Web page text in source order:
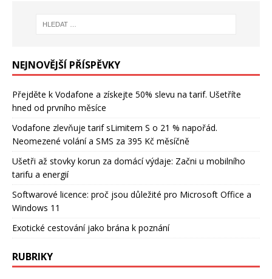
NEJNOVĚJŠÍ PŘÍSPĚVKY
Přejděte k Vodafone a získejte 50% slevu na tarif. Ušetříte
hned od prvního měsíce
Vodafone zlevňuje tarif sLimitem S o 21 % napořád.
Neomezené volání a SMS za 395 Kč měsíčně
Ušetři až stovky korun za domácí výdaje: Začni u mobilního
tarifu a energií
Softwarové licence: proč jsou důležité pro Microsoft Office a
Windows 11
Exotické cestování jako brána k poznání
RUBRIKY